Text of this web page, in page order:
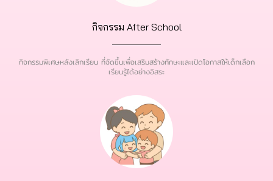
กิจกรรม After School
กิจกรรมพิเศษหลังเลิกเรียน ที่จัดขึ้นเพื่อเสริมสร้างทักษะและเปิดโอกาสให้เด็กเลือก
เรียนรู้ได้อย่างอิสระ